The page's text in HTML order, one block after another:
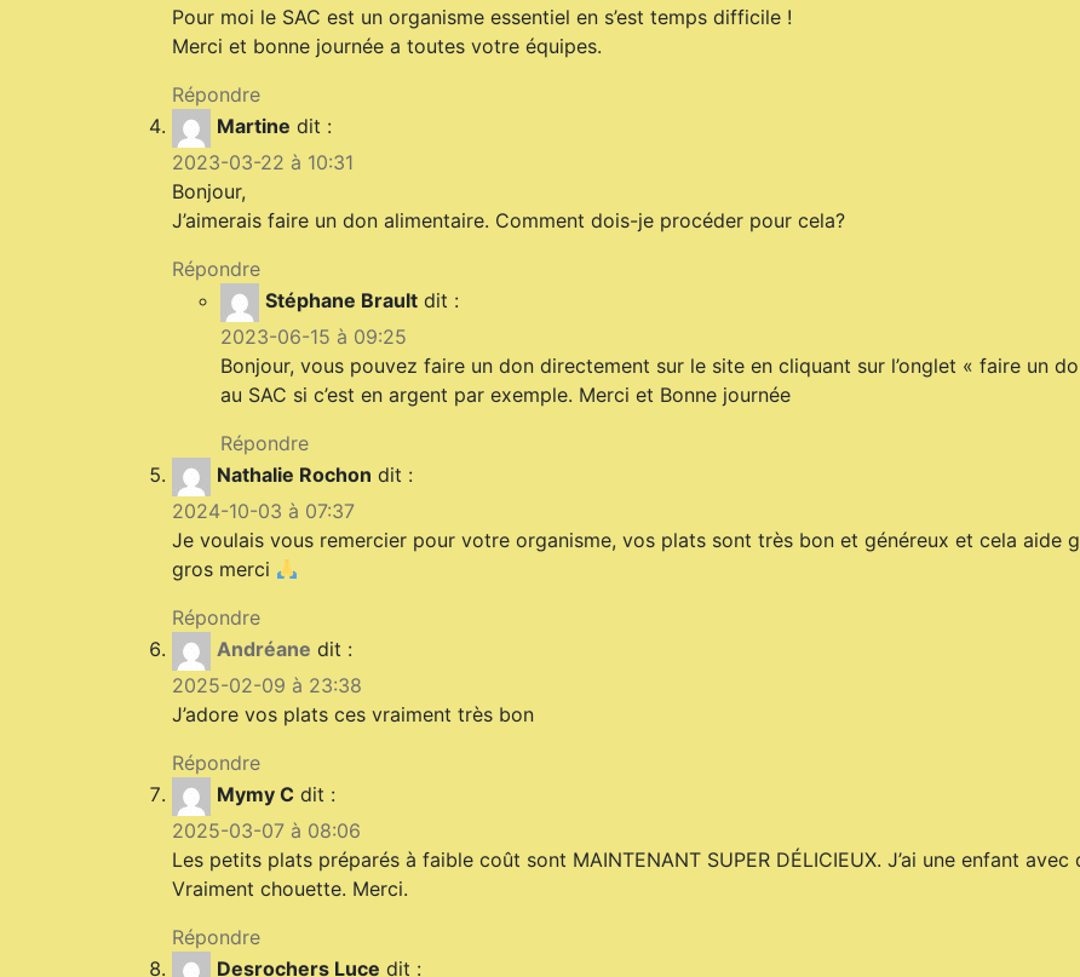
Pour moi le SAC est un organisme essentiel en s’est temps difficile !
Merci et bonne journée a toutes votre équipes.
Répondre
Martine dit :
2023-03-22 à 10:31
Bonjour,
J’aimerais faire un don alimentaire. Comment dois-je procéder pour cela?
Répondre
Stéphane Brault dit :
2023-06-15 à 09:25
Bonjour, vous pouvez faire un don directement sur le site en cliquant sur l’onglet « faire un
au SAC si c’est en argent par exemple. Merci et Bonne journée
Répondre
Nathalie Rochon dit :
2024-10-03 à 07:37
Je voulais vous remercier pour votre organisme, vos plats sont très bon et généreux et cela aide
gros merci
Répondre
Andréane dit :
2025-02-09 à 23:38
J’adore vos plats ces vraiment très bon
Répondre
Mymy C dit :
2025-03-07 à 08:06
Les petits plats préparés à faible coût sont MAINTENANT SUPER DÉLICIEUX. J’ai une enfant
Vraiment chouette. Merci.
Répondre
Desrochers Luce dit :